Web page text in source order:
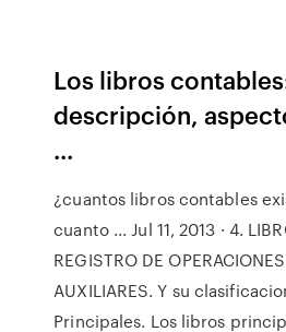
Los libros
descripción,
...
¿cuantos libros contables
cuanto ... Jul 11, 2013 · 4.
REGISTRO DE
AUXILIARES. Y su
Principales. Los libros